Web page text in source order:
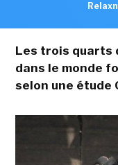
Les trois quarts
dans le monde
selon une étude